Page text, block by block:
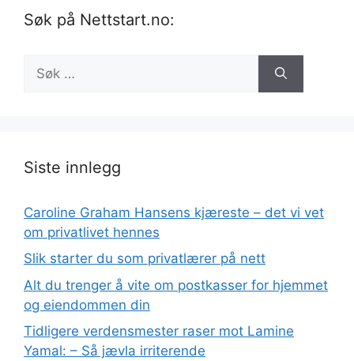
Søk på Nettstart.no:
etter:
Siste innlegg
Caroline Graham Hansens kjæreste – det vi vet
om privatlivet hennes
Slik starter du som privatlærer på nett
Alt du trenger å vite om postkasser for hjemmet
og eiendommen din
Tidligere verdensmester raser mot Lamine
Yamal: – Så jævla irriterende